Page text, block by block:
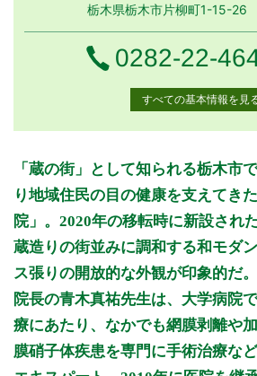
栃木県栃木市片柳町1-15-26
電話番号
0282-22-
すべての基本情報を見
診療時間 月月曜日
火火曜日
水 水曜日
木
9:00〜12:00
● ● ● ●
14:30〜18:00
● ● ●
休診日: 日、祝
備考: 【予約の無い方の受付時間】
午前9:00から11:30まで、午後14:30か
※診療時間や臨時休診・診療内容等につ
機関ホームページ、またはお電話にて
「蔵の街」として知られる栃木市
り地域住民の目の健康を支えてき
院」。2020年の移転時に新設され
蔵造りの街並みに調和する和モダ
ス張りの開放的な外観が印象的だ。
院長の青木真祐先生は、大学病院
療にあたり、なかでも網膜剥離や
膜硝子体疾患を専門に手術治療な